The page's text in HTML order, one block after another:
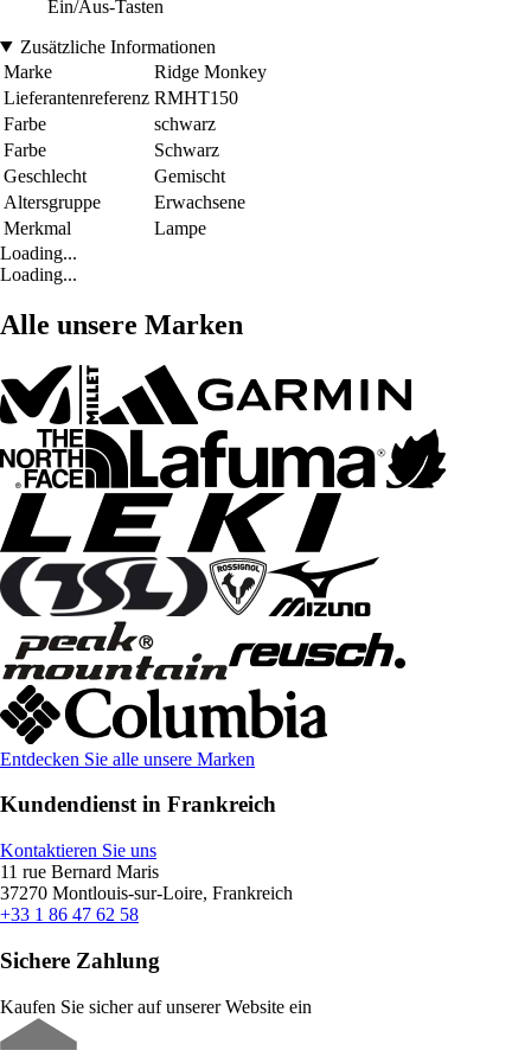
Ein/Aus-Tasten
Zusätzliche Informationen
Marke
Ridge Monkey
Lieferantenreferenz RMHT150
Farbe
schwarz
Farbe
Schwarz
Geschlecht
Gemischt
Altersgruppe
Erwachsene
Merkmal
Lampe
Loading...
Loading...
Alle unsere Marken
Entdecken Sie alle unsere Marken
Kundendienst in Frankreich
Kontaktieren Sie uns
11 rue Bernard Maris
37270 Montlouis-sur-Loire, Frankreich
+33 1 86 47 62 58
Sichere Zahlung
Kaufen Sie sicher auf unserer Website ein